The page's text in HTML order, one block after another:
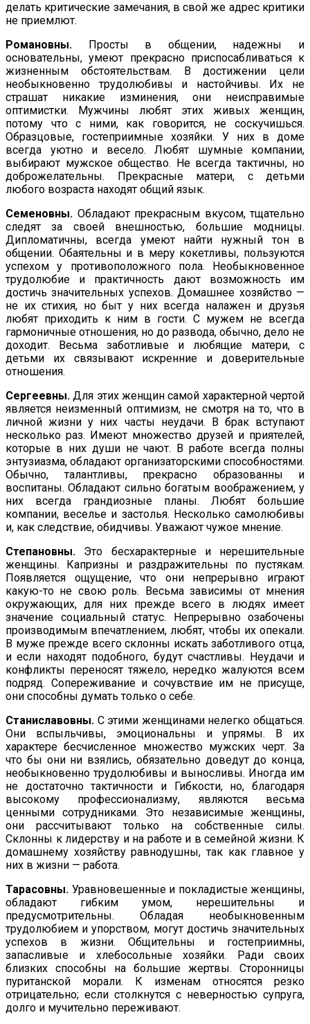
делать кри­тические замечания, в свой же адрес критики
не приемлют.
Романовны. Просты в общении, надежны и
основательны, умеют прекрасно приспосабливаться к
жизненным обстоятельствам. В достижении цели
необыкновенно трудолюбивы и настойчивы. Их не
страшат никакие изминения, они неисправимые
оптимист­ки. Мужчины любят этих живых женщин,
потому что с ними, как говорится, не соскучишься.
Образцовые, гостеприимные хозяйки. У них в доме
всегда уютно и весело. Любят шумные компании,
выбирают мужское общество. Не всегда тактич­ны, но
доброжелательны. Прекрасные матери, с детьми
любого возраста находят общий язык.
Семеновны. Обладают прекрасным вкусом, тщательно
следят за своей внешностью, большие модницы.
Дипломатичны, всег­да умеют найти нужный тон в
общении. Обаятельны и в меру кокетливы, пользуются
успехом у противоположного пола. Не­обыкновенное
трудолюбие и практичность дают возможность им
достичь значительных успехов. Домашнее хозяйство —
не их стихия, но быт у них всегда налажен и друзья
любят приходить к ним в гости. С мужем не всегда
гармоничные отношения, но до развода, обычно, дело не
доходит. Весьма заботливые и лю­бящие матери, с
детьми их связывают искренние и доверитель­ные
отношения.
Сергеевны. Для этих женщин самой характерной чертой
явля­ется неизменный оптимизм, не смотря на то, что в
личной жизни у них часты неудачи. В брак вступают
несколько раз. Имеют множество друзей и приятелей,
которые в них души не чают. В работе всегда полны
энтузиазма, обладают организаторскими способностями.
Обычно, талантливы, прекрасно образованны и
воспитаны. Обладают сильно богатым воображением, у
них всегда грандиозные планы. Любят большие
компании, веселье и застолья. Несколько самолюбивы
и, как следствие, обидчивы. Уважают чужое мнение.
Степановны. Это бесхарактерные и нерешительные
женщины. Капризны и раздражительны по пустякам.
Появляется ощущение, что они непрерывно играют
какую-то не свою роль. Весьма зави­симы от мнения
окружающих, для них прежде всего в людях имеет
значение социальный статус. Непрерывно озабочены
про­изводимым впечатлением, любят, чтобы их опекали.
В муже прежде всего склонны искать заботливого отца,
и если находят подобного, будут счастливы. Неудачи и
конфликты переносят тя­жело, нередко жалуются всем
подряд. Сопереживание и сочувствие им не присуще,
они способны думать только о себе.
Станиславовны. С этими женщинами нелегко общаться.
Они вспыльчивы, эмоциональны и упрямы. В их
характере бесчисленное множество мужских черт. За
что бы они ни взялись, обязательно доведут до конца,
необыкновенно трудолюбивы и выносливы. Иногда им
не достаточно тактичности и Гибкости, но, благодаря
высокому профессионализму, являются весьма
ценными сотруд­никами. Это независимые женщины,
они рассчитывают только на собственные силы.
Склонны к лидерству и на работе и в семейной жизни. К
домашнему хозяйству равнодушны, так как главное у
них в жизни — работа.
Тарасовны. Уравновешенные и покладистые женщины,
обладают гибким умом, нерешительны и
предусмотрительны. Обла­дая необыкновенным
трудолюбием и упорством, могут достичь значительных
успехов в жизни. Общительны и гостеприимны,
запасливые и хлебосольные хозяйки. Ради своих
близких спо­собны на большие жертвы. Сторонницы
пуританской морали. К изменам относятся резко
отрицательно; если столкнутся с не­верностью супруга,
долго и мучительно переживают.